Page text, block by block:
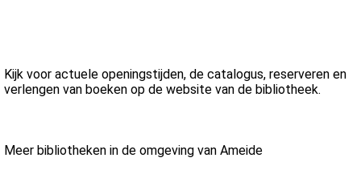
Kijk voor actuele openingstijden, de catalogus, reserveren en
verlengen van boeken op de website van de bibliotheek.
Meer bibliotheken in de omgeving van Ameide